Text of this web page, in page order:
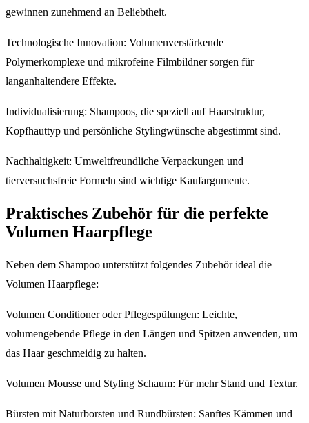
gewinnen zunehmend an Beliebtheit.
Technologische Innovation: Volumenverstärkende
Polymerkomplexe und mikrofeine Filmbildner sorgen für
langanhaltendere Effekte.
Individualisierung: Shampoos, die speziell auf Haarstruktur,
Kopfhauttyp und persönliche Stylingwünsche abgestimmt sind.
Nachhaltigkeit: Umweltfreundliche Verpackungen und
tierversuchsfreie Formeln sind wichtige Kaufargumente.
Praktisches Zubehör für die perfekte
Volumen Haarpflege
Neben dem Shampoo unterstützt folgendes Zubehör ideal die
Volumen Haarpflege:
Volumen Conditioner oder Pflegespülungen: Leichte,
volumengebende Pflege in den Längen und Spitzen anwenden, um
das Haar geschmeidig zu halten.
Volumen Mousse und Styling Schaum: Für mehr Stand und Textur.
Bürsten mit Naturborsten und Rundbürsten: Sanftes Kämmen und